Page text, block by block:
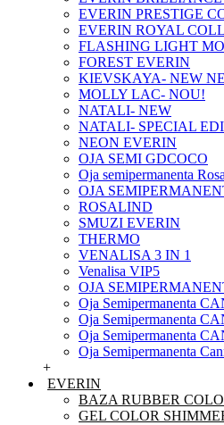
EVERIN PRESTIGE
EVERIN ROYAL
FLASHING LIGHT
FOREST EVERIN
KIEVSKAYA- NEW
MOLLY LAC- NOU!
NATALI- NEW
NATALI- SPECIAL
NEON EVERIN
OJA SEMI GDCOCO
Oja semipermanenta
OJA
ROSALIND
SMUZI EVERIN
THERMO
VENALISA 3 IN 1
Venalisa VIP5
OJA
Oja Semipermanenta
Oja Semipermanenta
Oja Semipermanenta
Oja Semipermanenta
+
EVERIN
BAZA RUBBER
GEL COLOR